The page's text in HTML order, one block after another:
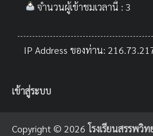
จำนวนผู้เข้าชมเวลานี้ : 3
IP Address ของท่าน:
เข้าสู่ระบบ
Copyright © 2026 โรงเรียนสรรพวิ